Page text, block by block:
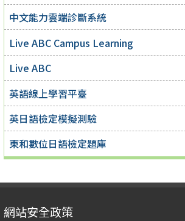
中文能力雲端診斷系統
Live ABC Campus Learning
Live ABC
英語線上學習平臺
英日語檢定模擬測驗
東和數位日語檢定題庫
網站安全政策